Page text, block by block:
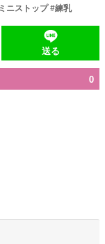
ニストップ#練乳
送る
0